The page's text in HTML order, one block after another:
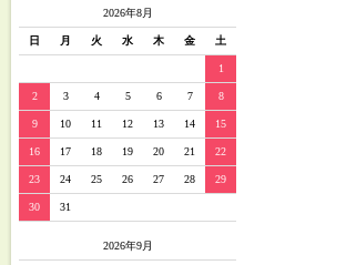
2026年8月
日 月 火 水 木 金 土
1
2 3 4 5 6 7 8
9 10 11 12 13 14 15
16 17 18 19 20 21 22
23 24 25 26 27 28 29
30 31
2026年9月